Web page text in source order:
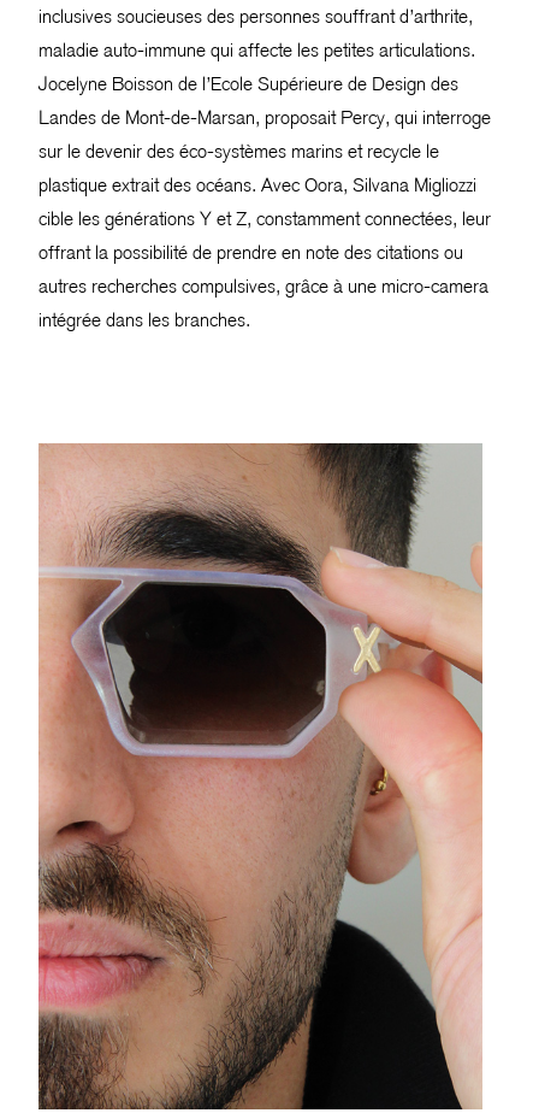
inclusives soucieuses des personnes souffrant d’arthrite,
maladie auto-immune qui affecte les petites articulations.
Jocelyne Boisson de l’Ecole Supérieure de Design des
Landes de Mont-de-Marsan, proposait Percy, qui interroge
sur le devenir des éco-systèmes marins et recycle le
plastique extrait des océans. Avec Oora, Silvana Migliozzi
cible les générations Y et Z, constamment connectées, leur
offrant la possibilité de prendre en note des citations ou
autres recherches compulsives, grâce à une micro-camera
intégrée dans les branches.